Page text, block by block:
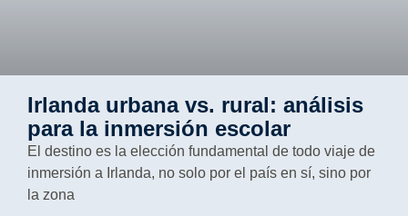
Irlanda urbana vs. rural: análisis
para la inmersión escolar
El destino es la elección fundamental de todo viaje de
inmersión a Irlanda, no solo por el país en sí, sino por
la zona